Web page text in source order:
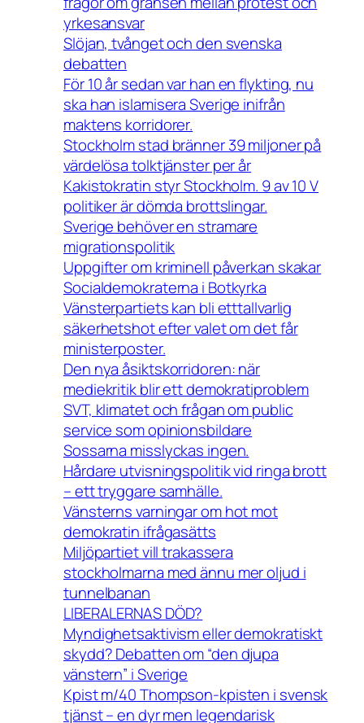
yrkesansvar
Slöjan, tvånget och den svenska
debatten
För 10 år sedan var han en flykting, nu
ska han islamisera Sverige inifrån
maktens korridorer.
Stockholm stad bränner 39 miljoner på
värdelösa tolktjänster per år
Kakistokratin styr Stockholm. 9 av 10 V
politiker är dömda brottslingar.
Sverige behöver en stramare
migrationspolitik
Uppgifter om kriminell påverkan skakar
Socialdemokraterna i Botkyrka
Vänsterpartiets kan bli etttallvarlig
säkerhetshot efter valet om det får
ministerposter.
Den nya åsiktskorridoren: när
mediekritik blir ett demokratiproblem
SVT, klimatet och frågan om public
service som opinionsbildare
Sossarna misslyckas ingen.
Hårdare utvisningspolitik vid ringa brott
– ett tryggare samhälle.
Vänsterns varningar om hot mot
demokratin ifrågasätts
Miljöpartiet vill trakassera
stockholmarna med ännu mer oljud i
tunnelbanan
LIBERALERNAS DÖD?
Myndighetsaktivism eller demokratiskt
skydd? Debatten om “den djupa
vänstern” i Sverige
Kpist m/40 Thompson-kpisten i svensk
tjänst – en dyr men legendarisk